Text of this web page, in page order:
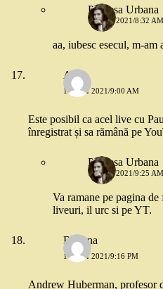
Printesa Urbana
14 MAI 2021/8:32 AM
aa, iubesc esecul, m-am
Alisa
14 MAI 2021/9:00 AM
Este posibil ca acel live cu
înregistrat și sa rămână pe
Printesa Urbana
14 MAI 2021/9:25 AM
Va ramane pe pagina
liveuri, il urc si pe YT.
Roxana
16 MAI 2021/9:16 PM
Andrew Huberman, profesor